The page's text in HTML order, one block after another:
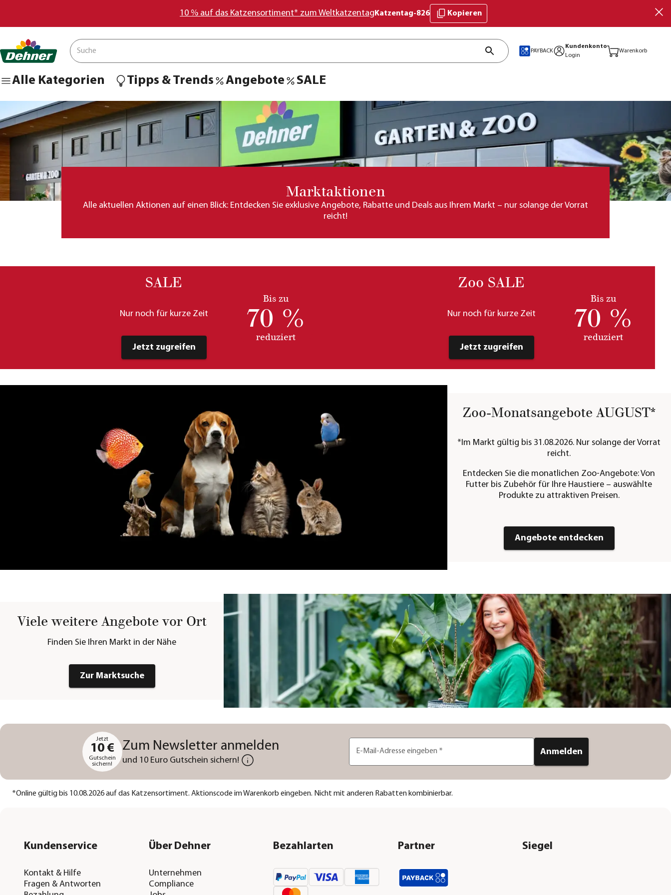
10 % auf das Katzensortiment* zum Weltkatzentag Katzentag-826 Kopieren
PAYBACK
Kundenkonto
Login
Warenkorb
Alle Kategorien Tipps & Trends Angebote SALE
Marktaktionen
Alle aktuellen Aktionen auf einen Blick: Entdecken Sie exklusive Angebote, Rabatte und Deals aus Ihrem Markt – nur solange der Vorrat
reicht!
SALE
Nur noch für kurze Zeit
Jetzt zugreifen
Bis zu
70 %
reduziert
Zoo SALE
Nur noch für kurze Zeit
Jetzt zugreifen
Bis zu
70 %
reduziert
Zoo-Monatsangebote AUGUST*
*Im Markt gültig bis 31.08.2026. Nur solange der Vorrat
reicht.
Entdecken Sie die monatlichen Zoo-Angebote: Von
Futter bis Zubehör für Ihre Haustiere – auswählte
Produkte zu attraktiven Preisen.
Angebote entdecken
Viele weitere Angebote vor Ort
Finden Sie Ihren Markt in der Nähe
Zur Marktsuche
Jetzt
10 €
Gutschein
sichern!
Zum Newsletter anmelden
und 10 Euro Gutschein sichern!
E-Mail-Adresse eingeben * Anmelden
*Online gültig bis 10.08.2026 auf das Katzensortiment. Aktionscode im Warenkorb eingeben. Nicht mit anderen Rabatten kombinierbar.
Kundenservice
Kontakt & Hilfe
Fragen & Antworten
Über Dehner
Unternehmen
Compliance
Bezahlarten Partner Siegel